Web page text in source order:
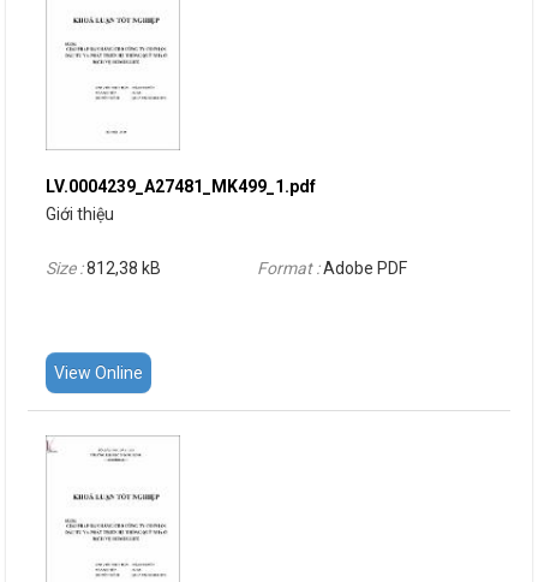
LV.0004239_A27481_MK499_1.pdf
Giới thiệu
Size :812,38 kB Format :Adobe PDF
View Online